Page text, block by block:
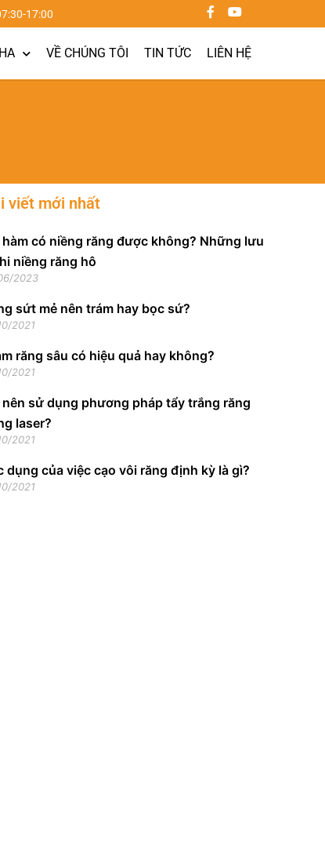
17:00
VỀ CHÚNG TÔI TIN TỨC LIÊN HỆ
viết mới nhất
hàm có niềng răng được không? Những lưu
niềng răng hô
2023
sứt mẻ nên trám hay bọc sứ?
2021
răng sâu có hiệu quả hay không?
2021
nên sử dụng phương pháp tẩy trắng răng
laser?
2021
dụng của việc cạo vôi răng định kỳ là gì?
2021